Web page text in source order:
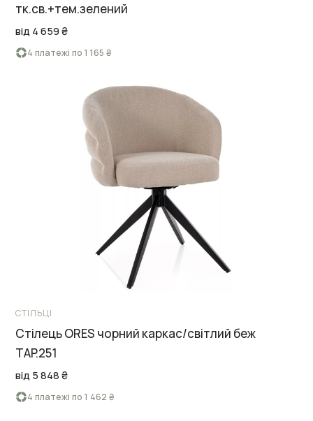
тк.св.+тем.зелений
від 4 659 ₴
4 платежі по 1 165 ₴
СТІЛЬЦІ
Стілець ORES чорний каркас/світлий беж
TAP.251
від 5 848 ₴
4 платежі по 1 462 ₴